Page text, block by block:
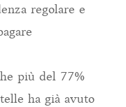
regolare e
più del 77%
ha già avuto